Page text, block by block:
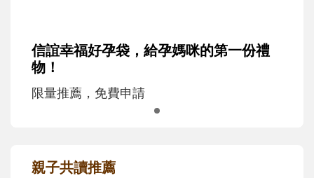
信誼幸福好孕袋，給孕媽咪的第一份禮
物！
限量推薦，免費申請
親子共讀推薦